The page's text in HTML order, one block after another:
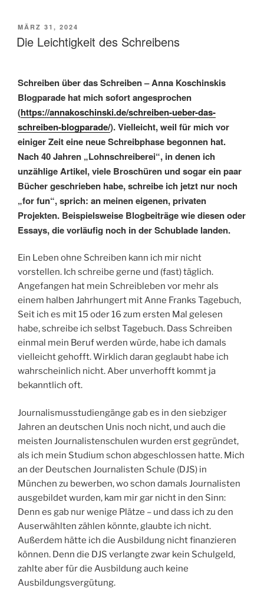
VERÖFFENTLICHT
AM
MÄRZ 31, 2024
Die Leichtigkeit des Schreibens
Schreiben über das Schreiben – Anna Koschinskis
Blogparade hat mich sofort angesprochen
(https://annakoschinski.de/schreiben-ueber-das-
schreiben-blogparade/). Vielleicht, weil für mich vor
einiger Zeit eine neue Schreibphase begonnen hat.
Nach 40 Jahren „Lohnschreiberei“, in denen ich
unzählige Artikel, viele Broschüren und sogar ein paar
Bücher geschrieben habe, schreibe ich jetzt nur noch
„for fun“, sprich: an meinen eigenen, privaten
Projekten. Beispielsweise Blogbeiträge wie diesen oder
Essays, die vorläufig noch in der Schublade landen.
Ein Leben ohne Schreiben kann ich mir nicht
vorstellen. Ich schreibe gerne und (fast) täglich.
Angefangen hat mein Schreibleben vor mehr als
einem halben Jahrhungert mit Anne Franks Tagebuch,
Seit ich es mit 15 oder 16 zum ersten Mal gelesen
habe, schreibe ich selbst Tagebuch. Dass Schreiben
einmal mein Beruf werden würde, habe ich damals
vielleicht gehofft. Wirklich daran geglaubt habe ich
wahrscheinlich nicht. Aber unverhofft kommt ja
bekanntlich oft.
Journalismusstudiengänge gab es in den siebziger
Jahren an deutschen Unis noch nicht, und auch die
meisten Journalistenschulen wurden erst gegründet,
als ich mein Studium schon abgeschlossen hatte. Mich
an der Deutschen Journalisten Schule (DJS) in
München zu bewerben, wo schon damals Journalisten
ausgebildet wurden, kam mir gar nicht in den Sinn:
Denn es gab nur wenige Plätze – und dass ich zu den
Auserwählten zählen könnte, glaubte ich nicht.
Außerdem hätte ich die Ausbildung nicht finanzieren
können. Denn die DJS verlangte zwar kein Schulgeld,
zahlte aber für die Ausbildung auch keine
Ausbildungsvergütung.